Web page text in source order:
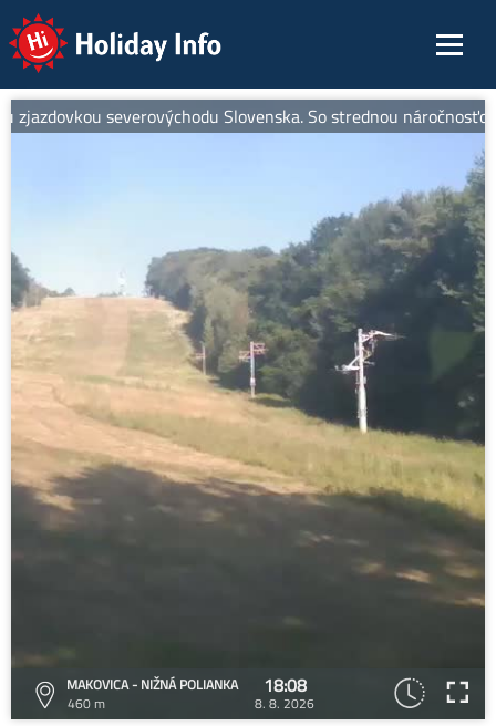
Holiday Info
severovýchodu Slovenska. So strednou
MAKOVICA - NIŽNÁ POLIANKA
460 m
18:08
8. 8. 2026